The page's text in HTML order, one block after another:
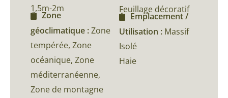
1,5m-2m
Zone
géoclimatique :Zone
tempérée, Zone
océanique, Zone
méditerranéenne,
Zone de montagne
Feuillage décoratif
Emplacement /
Utilisation : Massif
Isolé
Haie